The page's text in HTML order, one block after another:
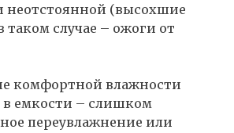
неотстоянной (высохшие
таком случае – ожоги от
комфортной влажности
в емкости – слишком
переувлажнение или